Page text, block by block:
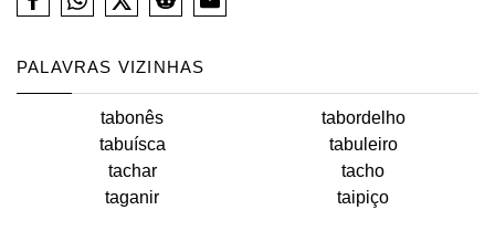
PALAVRAS VIZINHAS
tabonês
tabordelho
tabuísca
tabuleiro
tachar
tacho
taganir
taipiço